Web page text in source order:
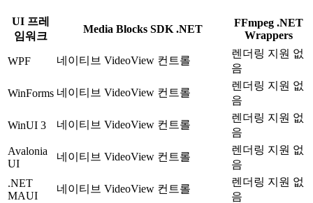
UI 프레
임워크
Media Blocks SDK .NET
FFmpeg .NET
Wrappers
WPF 네이티브 VideoView 컨트롤
렌더링 지원 없
음
WinForms 네이티브 VideoView 컨트롤
렌더링 지원 없
음
WinUI 3 네이티브 VideoView 컨트롤
렌더링 지원 없
음
Avalonia
UI
네이티브 VideoView 컨트롤
렌더링 지원 없
음
.NET
MAUI
네이티브 VideoView 컨트롤
렌더링 지원 없
음